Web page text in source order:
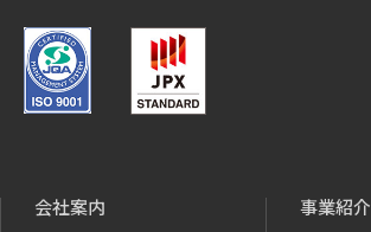
会社案内 事業紹介